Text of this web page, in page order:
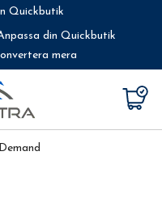
Quickbutik
din Quickbutik
mera